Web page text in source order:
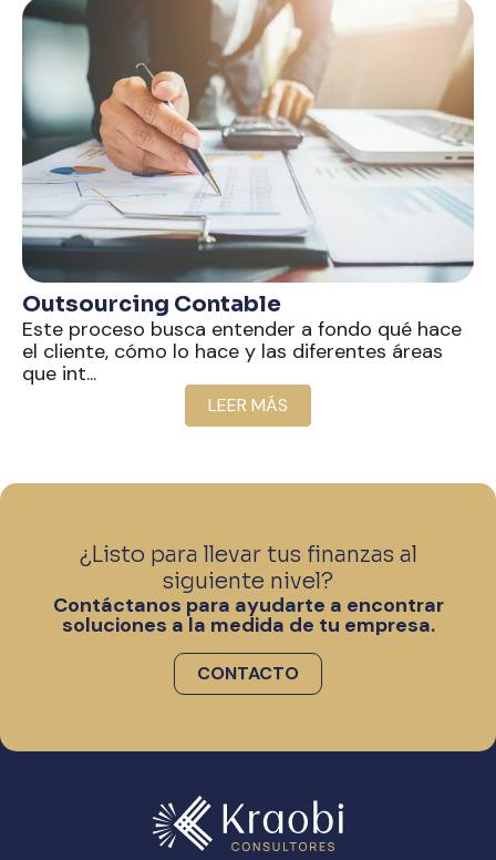
Outsourcing Contable
Este proceso busca entender a fondo qué hace
el cliente, cómo lo hace y las diferentes áreas
que int...
LEER MÁS
¿Listo para llevar tus finanzas al
siguiente nivel?
Contáctanos para ayudarte a encontrar
soluciones a la medida de tu empresa.
CONTACTO